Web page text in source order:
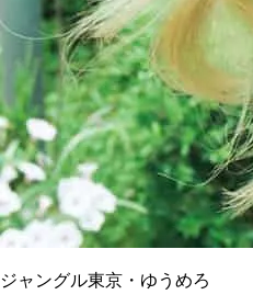
ジャングル東京・ゆうめろ